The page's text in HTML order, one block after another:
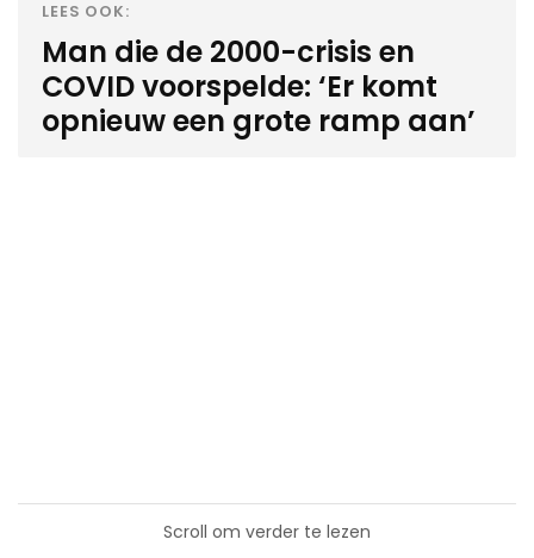
LEES OOK:
Man die de 2000-crisis en
COVID voorspelde: ‘Er komt
opnieuw een grote ramp aan’
Scroll om verder te lezen